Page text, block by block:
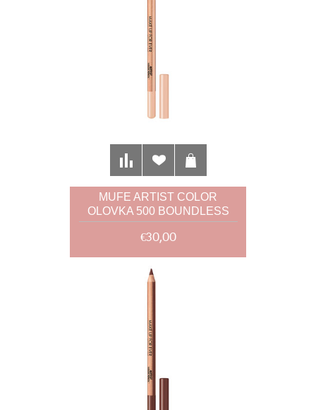
MUFE ARTIST COLOR
OLOVKA 500 BOUNDLESS
BISQUE 1,41G
€30,00